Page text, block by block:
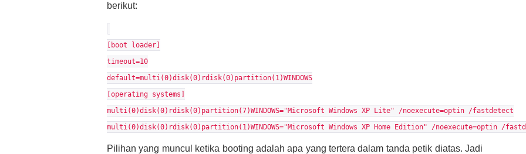
berikut:
[boot loader]
timeout=10
default=multi(0)disk(0)rdisk(0)partition(1)WINDOWS
[operating systems]
multi(0)disk(0)rdisk(0)partition(7)WINDOWS="Microsoft Windows XP Lite" /noexecute=optin /fastdetect
multi(0)disk(0)rdisk(0)partition(1)WINDOWS="Microsoft Windows XP Home Edition" /noexecute=optin /
Pilihan yang muncul ketika booting adalah apa yang tertera dalam tanda petik diatas. Jadi